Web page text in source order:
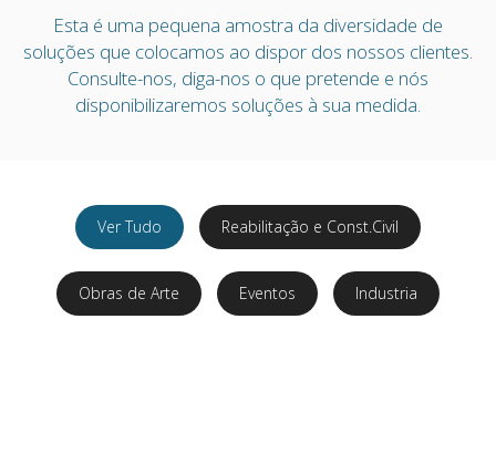
Esta é uma pequena amostra da diversidade de
soluções que colocamos ao dispor dos nossos clientes.
Consulte-nos, diga-nos o que pretende e nós
disponibilizaremos soluções à sua medida.
Ver Tudo Reabilitação e Const.Civil
Obras de Arte Eventos Industria